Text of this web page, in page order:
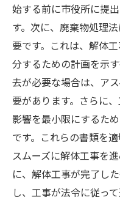
始する前に市役所に提
す。次に、廃棄物処理
要です。これは、解体
分するための計画を示
去が必要な場合は、ア
要があります。さらに
影響を最小限にするた
です。これらの書類を
スムーズに解体工事を
に、解体工事が完了し
し、工事が法令に従っ